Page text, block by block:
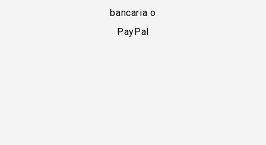
bancaria o
PayPal